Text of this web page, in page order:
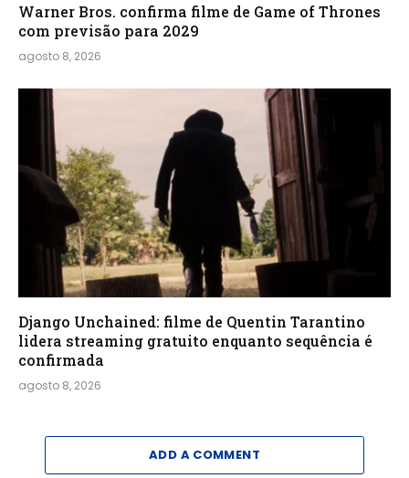
Warner Bros. confirma filme de Game of Thrones
com previsão para 2029
agosto 8, 2026
Django Unchained: filme de Quentin Tarantino
lidera streaming gratuito enquanto sequência é
confirmada
agosto 8, 2026
ADD A COMMENT